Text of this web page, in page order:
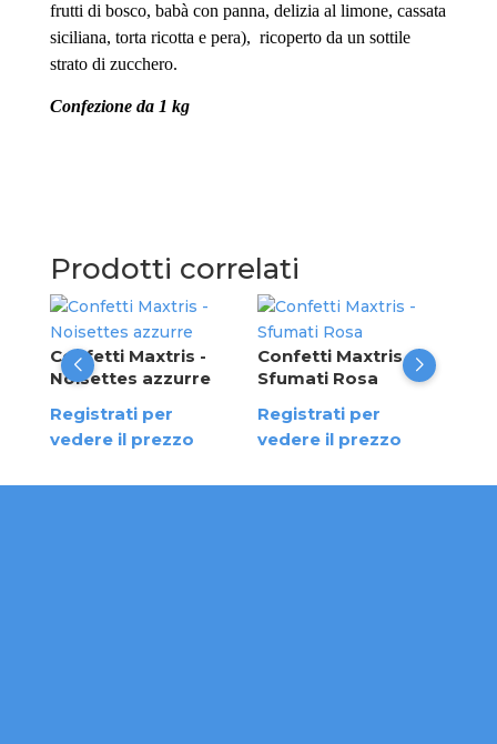
frutti di bosco, babà con panna, delizia al limone, cassata
siciliana, torta ricotta e pera), ricoperto da un sottile
strato di zucchero.
Confezione da 1 kg
Prodotti correlati
Confetti Maxtris -
Noisettes azzurre
Registrati per
vedere il prezzo
Confetti Maxtris -
Sfumati Rosa
Registrati per
vedere il prezzo